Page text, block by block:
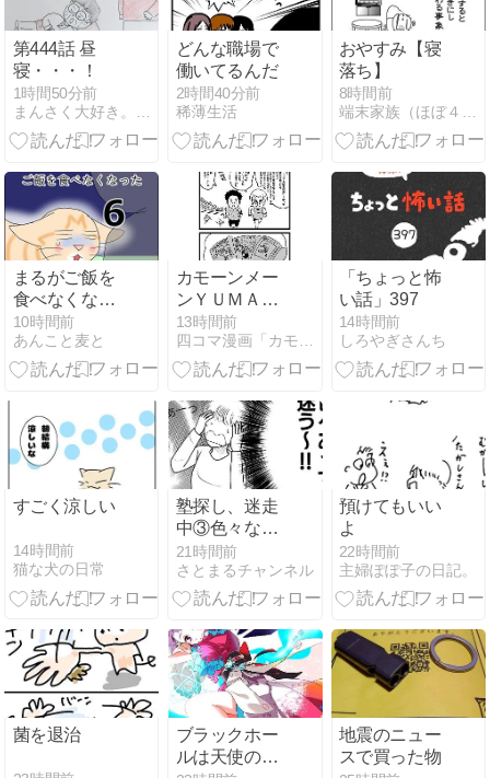
第444話 昼
寝・・・！
1時間50分前
まんさく大好き。ほんとだよ！！「四コマ漫画」
どんな職場で
働いてるんだ
2時間40分前
稀薄生活
おやすみ【寝
落ち】
8時間前
端末家族（ほぼ４コマ以上まんが）
まるがご飯を
食べなくなっ
た６
10時間前
あんこと麦と
カモーンメー
ンＹＵＭＡく
ん Additional
Taim 122「ニ
ックネーム」
13時間前
四コマ漫画「カモーンメーン！YUMAくん」
「ちょっと怖
い話」397
14時間前
しろやぎさんち
すごく涼しい
14時間前
猫な犬の日常
塾探し、迷走
中③色々な条
件で塾を探し
てみるが…？
21時間前
さとまるチャンネル
預けてもいい
よ
22時間前
主婦ぽぽ子の日記。
菌を退治
ブラックホー
ルは天使の
地震のニュー
スで買った物